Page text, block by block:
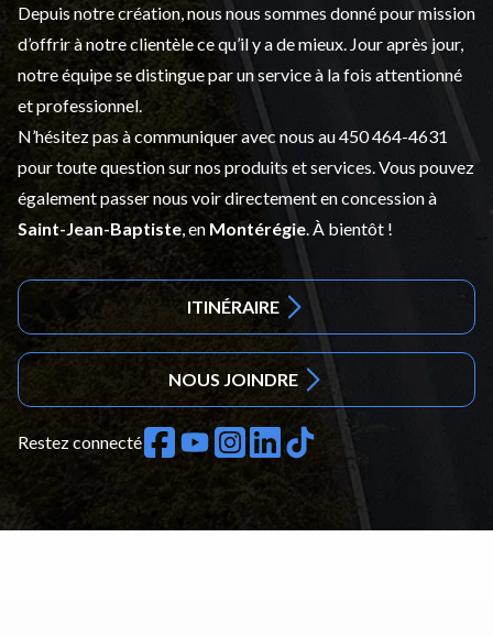
Depuis notre création, nous nous sommes donné pour mission
d’offrir à notre clientèle ce qu’il y a de mieux. Jour après jour,
notre équipe se distingue par un service à la fois attentionné
et professionnel.
N’hésitez pas à communiquer avec nous au450 464-4631
pour toute question sur nos produits et services. Vous pouvez
également passer nous voir directement en concession à
Saint-Jean-Baptiste , en Montérégie . À bientôt !
ITINÉRAIRE
NOUS JOINDRE
Restez connecté